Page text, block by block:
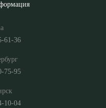
61-36
75-95
10-04